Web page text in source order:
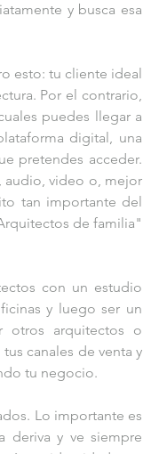
y busca esa
esto: tu cliente ideal
Por el contrario,
puedes llegar a
digital, una
pretendes acceder.
audio, video o, mejor
tan importante del
de familia"
con un estudio
y luego ser un
otros arquitectos o
canales de venta y
tu negocio.
Lo importante es
deriva y ve siempre